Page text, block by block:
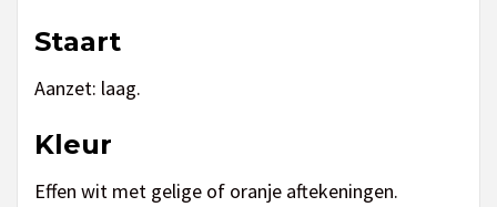
Staart
Aanzet: laag.
Kleur
Effen wit met gelige of oranje aftekeningen.